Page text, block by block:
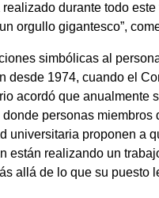
durante todo
orgullo gigantesco”,
simbólicas al
desde 1974, cuando el
acordó que anualmente
donde personas miembros
universitaria proponen a
están realizando un
allá de lo que su puesto